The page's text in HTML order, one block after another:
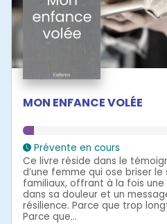
MON ENFANCE VOLÉE
Prévente en cours
Ce livre réside dans le
d’une femme qui ose briser le
familiaux, offrant à la fois
dans sa douleur et un
résilience. Parce que trop
Parce que...